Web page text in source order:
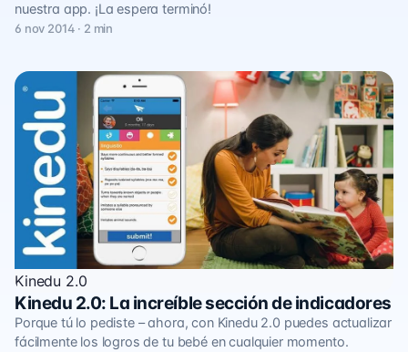
nuestra app. ¡La espera terminó!
6 nov 2014 · 2 min
Kinedu 2.0
Kinedu 2.0: La increíble sección de indicadores
Porque tú lo pediste – ahora, con Kinedu 2.0 puedes actualizar
fácilmente los logros de tu bebé en cualquier momento.